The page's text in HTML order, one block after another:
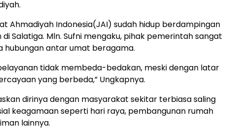
Ahmadiyah Indonesia(JAI) sudah hidup berdampingan
Salatiga. Mln. Sufni mengaku, pihak pemerintah sangat
antar umat beragama.
tidak membeda-bedakan, meski dengan latar
yang berbeda,” Ungkapnya.
dirinya dengan masyarakat sekitar terbiasa saling
keagamaan seperti hari raya, pembangunan rumah
lainnya.